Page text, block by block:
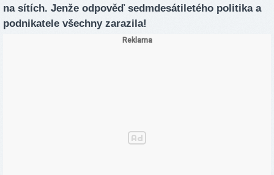
na sítích. Jenže odpověď sedmdesátiletého politika a
podnikatele všechny zarazila!